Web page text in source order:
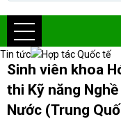
Tin tức Hợp tác Quốc tế
Sinh viên khoa
thi Kỹ năng
Nước (Trung